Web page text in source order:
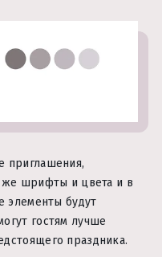
приглашения,
же шрифты и цвета и в
элементы будут
гостям лучше
праздника.